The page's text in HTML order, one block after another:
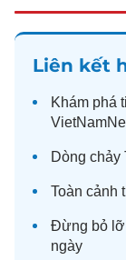
Liên kết
Khám phá
Dòng chảy
Toàn cảnh
Đừng bỏ lỡ
ngày